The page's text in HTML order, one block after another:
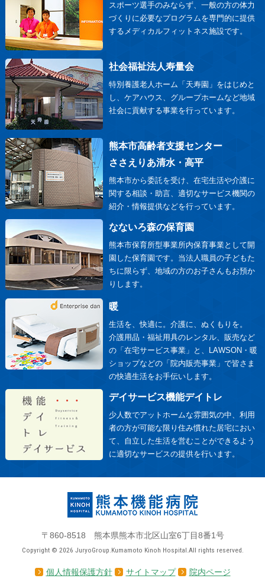
スポーツ選手のみならず、一般の方の体力
づくりに必要なプログラムを専門的に提供
するメディカルフィットネス施設です。
社会福祉法人寿量会
特別養護老人ホーム「天寿園」をはじめと
し、ケアハウス、グループホームなど地域
社会に貢献する事業を行っています。
熊本市高齢者支援センター
ささえりあ清水・高平
熊本市から委託を受け、在宅生活や介護に
関する相談・助言、適切なサービス機関の
紹介・情報提供などを行っています。
なないろ森の保育園
熊本市保育所型事業所内保育事業として開
園した保育園です。当法人職員の子どもた
ちに限らず、地域の方のお子さんもお預か
りします。
暖
生活を、快適に。介護に、ぬくもりを。
介護用品・福祉用具のレンタル、販売など
の「在宅サービス事業」と、LAWSON・暖
ショップなどの「院内販売事業」で皆さま
の快適生活をお手伝いします。
デイサービス機能デイトレ
少人数でアットホームな雰囲気の中、利用
者の方が可能な限り住み慣れた居宅におい
て、自立した生活を営むことができるよう
に適切なサービスの提供を行います。
〒860-8518 熊本県熊本市北区山室6丁目8番1号
Copyright © 2026 JuryoGroup.Kumamoto Kinoh Hospital.All rights reserved.
個人情報保護方針 サイトマップ 院内ページ